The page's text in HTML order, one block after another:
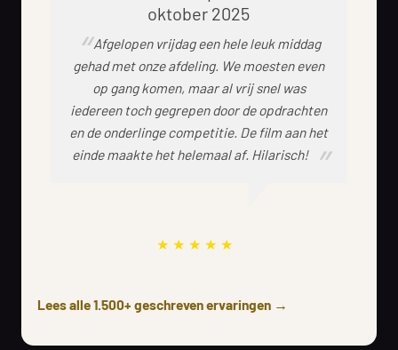
oktober 2025
Afgelopen vrijdag een hele leuk middag
gehad met onze afdeling. We moesten even
op gang komen, maar al vrij snel was
iedereen toch gegrepen door de opdrachten
en de onderlinge competitie. De film aan het
einde maakte het helemaal af. Hilarisch!
Lees alle 1.500+ geschreven ervaringen →